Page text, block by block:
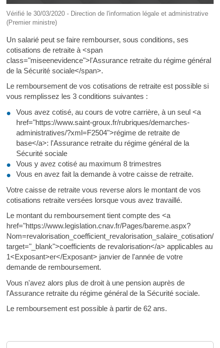
Vérifié le 30/03/2020 - Direction de l'information légale et administrative
(Premier ministre)
Un salarié peut se faire rembourser, sous conditions, ses
cotisations de retraite à <span
class="miseenevidence">l'Assurance retraite du régime général
de la Sécurité sociale</span>.
Le remboursement de vos cotisations de retraite est possible si
vous remplissez les 3 conditions suivantes :
Vous avez cotisé, au cours de votre carrière, à un seul <a
href="https://www.saint-groux.fr/rubriques/demarches-
administratives/?xml=F2504">régime de retraite de
base</a>: l'Assurance retraite du régime général de la
Sécurité sociale
Vous y avez cotisé au maximum 8 trimestres
Vous en avez fait la demande à votre caisse de retraite.
Votre caisse de retraite vous reverse alors le montant de vos
cotisations retraite versées lorsque vous avez travaillé.
Le montant du remboursement tient compte des <a
href="https://www.legislation.cnav.fr/Pages/bareme.aspx?
Nom=revalorisation_coefficient_revalorisation_salaire_cotisation/
target="_blank">coefficients de revalorisation</a> applicables au
1<Exposant>er</Exposant> janvier de l'année de votre
demande de remboursement.
Vous n'avez alors plus de droit à une pension auprès de
l'Assurance retraite du régime général de la Sécurité sociale.
Le remboursement est possible à partir de 62 ans.